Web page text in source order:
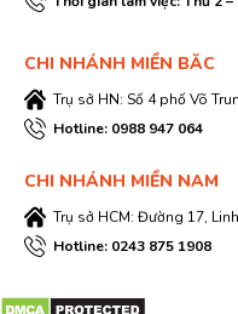
CHI NHÁNH MIỀN BĂC
Trụ sở HN: Số 4 phố Võ
Hotline: 0988 947 064
CHI NHÁNH MIỀN NAM
Trụ sở HCM: Đường 17,
Hotline: 0243 875 1908